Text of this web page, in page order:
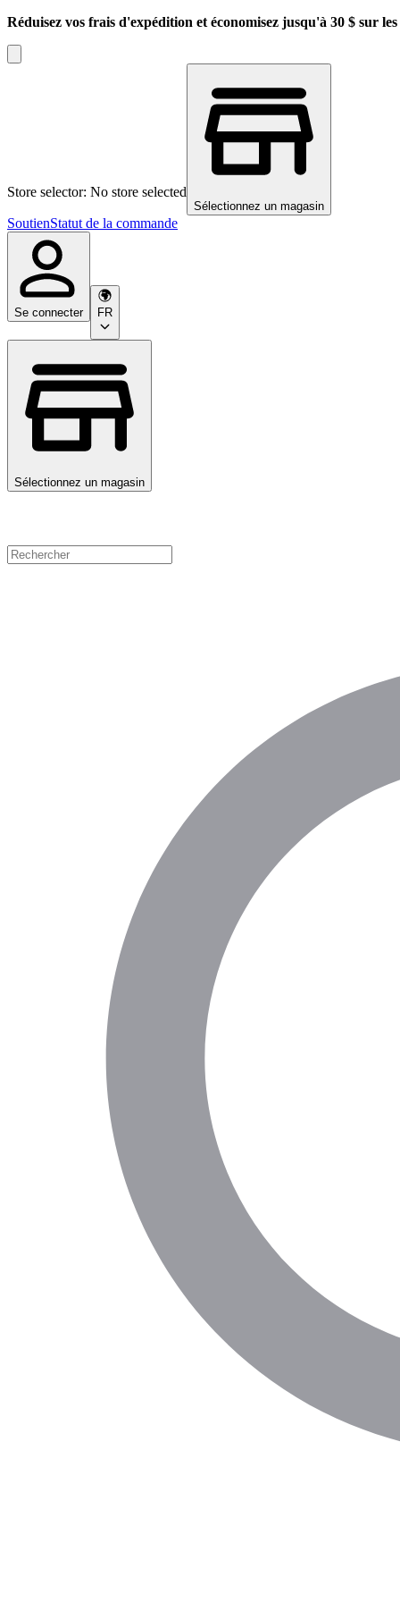
Réduisez vos frais d'expédition et économisez jusqu'à 30 $ sur
Store selector: No store selected
Sélectionnez un magasin
SoutienStatut de la commande
Se connecter FR
Sélectionnez un magasin